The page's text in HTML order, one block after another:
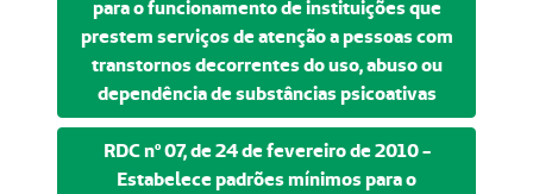
para o funcionamento de instituições que
prestem serviços de atenção a pessoas com
transtornos decorrentes do uso, abuso ou
dependência de substâncias psicoativas
RDC nº 07, de 24 de fevereiro de 2010 -
Estabelece padrões mínimos para o